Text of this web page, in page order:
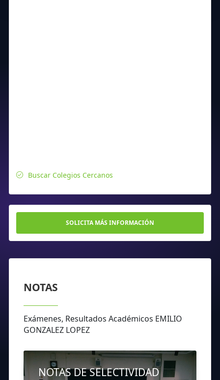
Buscar Colegios Cercanos
SOLICITA MÁS INFORMACIÓN
NOTAS
Exámenes, Resultados Académicos EMILIO
GONZALEZ LOPEZ
NOTAS DE SELECTIVIDAD